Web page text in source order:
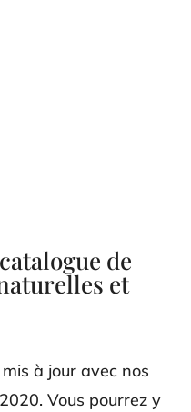
de
et
à jour avec nos
Vous pourrez y